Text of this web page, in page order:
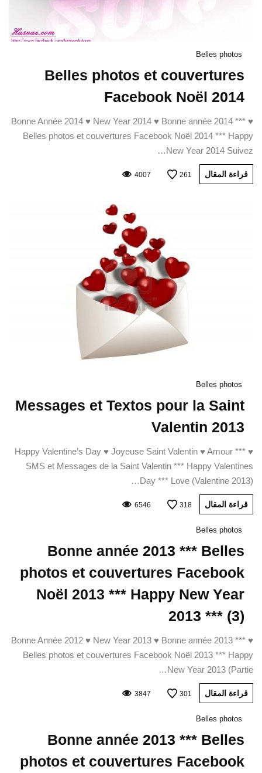
Belles photos
Belles photos et couvertures
Facebook Noël 2014
♥ Bonne Année 2014 ♥ New Year 2014 ♥ Bonne année 2014 ***
Belles photos et couvertures Facebook Noël 2014 *** Happy
New Year 2014 Suivez…
قراءة المقال 261
4007
Belles photos
Messages et Textos pour la Saint
Valentin 2013
♥ Happy Valentine’s Day ♥ Joyeuse Saint Valentin ♥ Amour ***
SMS et Messages de la Saint Valentin *** Happy Valentines
Day *** Love (Valentine 2013)…
قراءة المقال 318
6546
Belles photos
Bonne année 2013 *** Belles
photos et couvertures Facebook
Noël 2013 *** Happy New Year
2013 *** (3)
♥ Bonne Année 2012 ♥ New Year 2013 ♥ Bonne année 2013 ***
Belles photos et couvertures Facebook Noël 2013 *** Happy
New Year 2013 (Partie…
قراءة المقال 301
3847
Belles photos
Bonne année 2013 *** Belles
photos et couvertures Facebook